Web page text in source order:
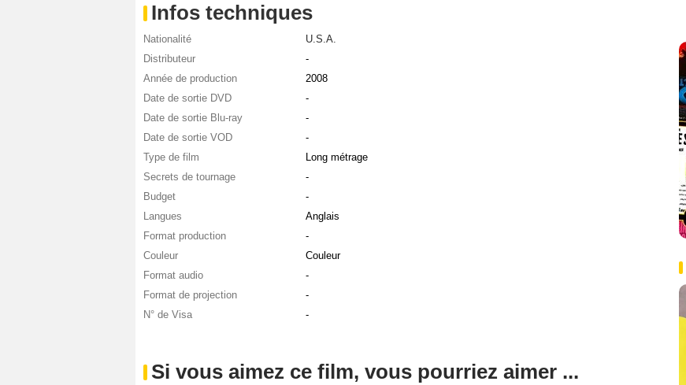
Infos techniques
Nationalité
U.S.A.
Distributeur
-
Année de production
2008
Date de sortie DVD
-
Date de sortie Blu-ray
-
Date de sortie VOD
-
Type de film
Long métrage
Secrets de tournage
-
Budget
-
Langues
Anglais
Format production
-
Couleur
Couleur
Format audio
-
Format de projection
-
N° de Visa
-
Si vous aimez ce film, vous pourriez aimer ...